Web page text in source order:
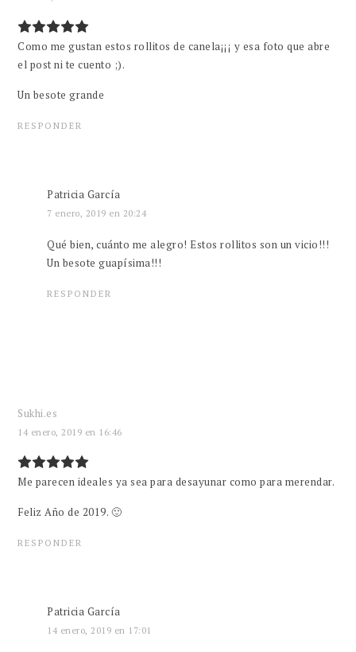
Como me gustan estos rollitos de canela¡¡¡ y esa foto que abre
el post ni te cuento ;).
Un besote grande
RESPONDER
Patricia García
7 enero, 2019 en 20:24
Qué bien, cuánto me alegro! Estos rollitos son un vicio!!!
Un besote guapísima!!!
RESPONDER
Sukhi.es
14 enero, 2019 en 16:46
Me parecen ideales ya sea para desayunar como para merendar.
Feliz Año de 2019. 🙂
RESPONDER
Patricia García
14 enero, 2019 en 17:01